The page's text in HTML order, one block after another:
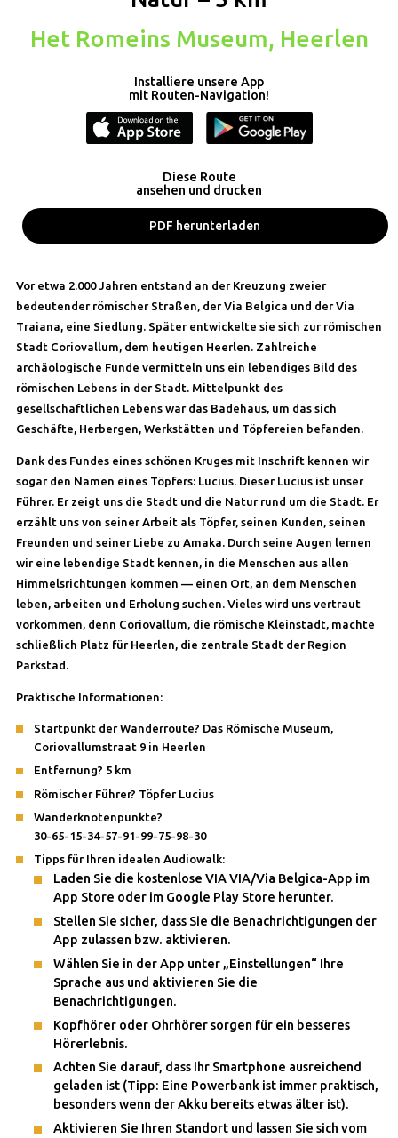
Het Romeins Museum, Heerlen
Installiere unsere App
mit Routen-Navigation!
Diese Route
ansehen und drucken
PDF herunterladen
Vor etwa 2.000 Jahren entstand an der Kreuzung zweier
bedeutender römischer Straßen, der Via Belgica und der Via
Traiana, eine Siedlung. Später entwickelte sie sich zur römischen
Stadt Coriovallum, dem heutigen Heerlen. Zahlreiche
archäologische Funde vermitteln uns ein lebendiges Bild des
römischen Lebens in der Stadt. Mittelpunkt des
gesellschaftlichen Lebens war das Badehaus, um das sich
Geschäfte, Herbergen, Werkstätten und Töpfereien befanden.
Dank des Fundes eines schönen Kruges mit Inschrift kennen wir
sogar den Namen eines Töpfers: Lucius. Dieser Lucius ist unser
Führer. Er zeigt uns die Stadt und die Natur rund um die Stadt. Er
erzählt uns von seiner Arbeit als Töpfer, seinen Kunden, seinen
Freunden und seiner Liebe zu Amaka. Durch seine Augen lernen
wir eine lebendige Stadt kennen, in die Menschen aus allen
Himmelsrichtungen kommen — einen Ort, an dem Menschen
leben, arbeiten und Erholung suchen. Vieles wird uns vertraut
vorkommen, denn Coriovallum, die römische Kleinstadt, machte
schließlich Platz für Heerlen, die zentrale Stadt der Region
Parkstad.
Praktische Informationen:
Startpunkt der Wanderroute? Das Römische Museum,
Coriovallumstraat 9 in Heerlen
Entfernung? 5 km
Römischer Führer? Töpfer Lucius
Wanderknotenpunkte?
30-65-15-34-57-91-99-75-98-30
Tipps für Ihren idealen Audiowalk:
Laden Sie die kostenlose VIA VIA/Via Belgica-App im
App Store oder im Google Play Store herunter.
Stellen Sie sicher, dass Sie die Benachrichtigungen der
App zulassen bzw. aktivieren.
Wählen Sie in der App unter „Einstellungen“ Ihre
Sprache aus und aktivieren Sie die
Benachrichtigungen.
Kopfhörer oder Ohrhörer sorgen für ein besseres
Hörerlebnis.
Achten Sie darauf, dass Ihr Smartphone ausreichend
geladen ist (Tipp: Eine Powerbank ist immer praktisch,
besonders wenn der Akku bereits etwas älter ist).
Aktivieren Sie Ihren Standort und lassen Sie sich vom